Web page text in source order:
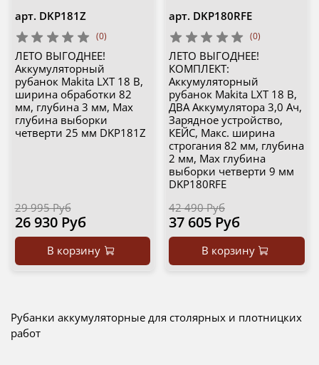
арт. DKP181Z
(0)
ЛЕТО ВЫГОДНЕЕ!
Аккумуляторный
рубанок Makita LXT 18 В,
ширина обработки 82
мм, глубина 3 мм, Мах
глубина выборки
четверти 25 мм DKP181Z
29 995 Руб
26 930 Руб
В корзину
арт. DKP180RFE
(0)
ЛЕТО ВЫГОДНЕЕ!
КОМПЛЕКТ:
Аккумуляторный
рубанок Makita LXT 18 В,
ДВА Аккумулятора 3,0 Ач,
Зарядное устройство,
КЕЙС, Макс. ширина
строгания 82 мм, глубина
2 мм, Мах глубина
выборки четверти 9 мм
DKP180RFE
42 490 Руб
37 605 Руб
В корзину
Рубанки аккумуляторные для столярных и плотницких
работ